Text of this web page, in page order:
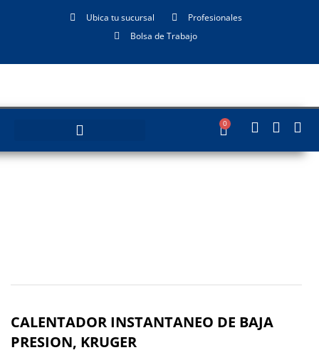
Ubica tu sucursal
Profesionales
Bolsa de Trabajo
0
CALENTADOR INSTANTANEO DE BAJA
PRESION, KRUGER